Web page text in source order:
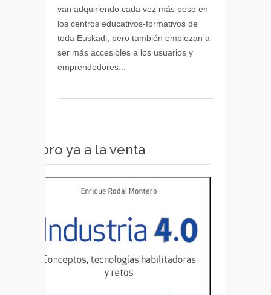
van adquiriendo cada vez más peso en
los centros educativos-formativos de
toda Euskadi, pero también empiezan a
ser más accesibles a los usuarios y
emprendedores...
Libro ya a la venta